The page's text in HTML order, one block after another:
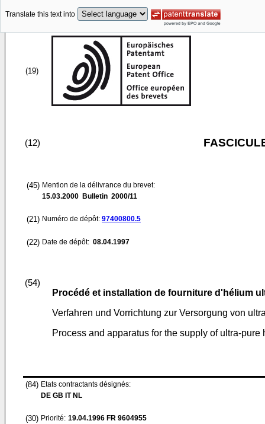
Translate this text into
(19)
(12)
(45) Mention de la délivrance du brevet:
15.03.2000 Bulletin 2000/11
(21) Numéro de dépôt: 97400800.5
(22) Date de dépôt: 08.04.1997
(54)
Procédé et installation de fourniture d'hélium
Verfahren und Vorrichtung zur Versorgung von
Process and apparatus for the supply of ultra-pure
(84) Etats contractants désignés:
DE GB IT NL
(30) Priorité: 19.04.1996 FR 9604955